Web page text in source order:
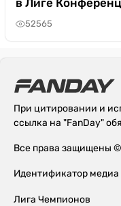
52565
При цитировании и
ссылка на "FanDay"
Все права защищены
Идентификатор
Лига Чемпионов